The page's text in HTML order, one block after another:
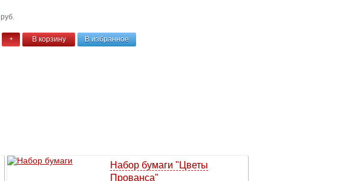
руб.
+ В корзину В избранное
Набор бумаги "Цветы
Прованса"